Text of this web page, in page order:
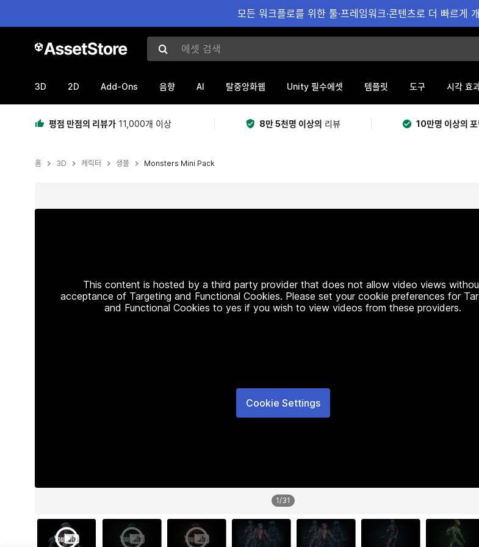
모든 워크플로를 위한 툴·프레임워크·콘텐츠로 더 빠르
에셋 검색
3D 2D Add-Ons 음향 AI 탈중앙화웹 Unity 필수에셋 템플릿 도구 시각 효
평점 만점의 리뷰가 11,000개 이상 8만 5천명 이상의 리뷰 10만명 이상의
홈 3D 캐릭터 생물 Monsters Mini Pack
This content is hosted by a third party provider that does not allow video views
acceptance of Targeting and Functional Cookies. Please set your cookie preferences for
and Functional Cookies to yes if you wish to view videos from these providers.
Cookie Settings
1/31